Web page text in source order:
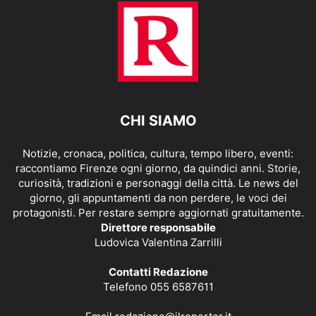
CHI SIAMO
Notizie, cronaca, politica, cultura, tempo libero, eventi:
raccontiamo Firenze ogni giorno, da quindici anni. Storie,
curiosità, tradizioni e personaggi della città. Le news del
giorno, gli appuntamenti da non perdere, le voci dei
protagonisti. Per restare sempre aggiornati gratuitamente.
Direttore responsabile
Ludovica Valentina Zarrilli
Contatti Redazione
Telefono 055 6587611